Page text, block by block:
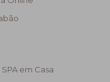
em Casa